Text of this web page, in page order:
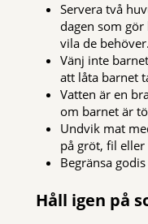
Servera två
dagen som
vila de behöver.
Vänj inte
att låta barnet
Vatten är en
om barnet är
Undvik mat
på gröt, fil eller
Begränsa
Håll igen på